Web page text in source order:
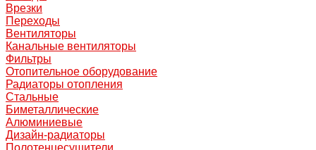
Врезки
Переходы
Вентиляторы
Канальные вентиляторы
Фильтры
Отопительное оборудование
Радиаторы отопления
Стальные
Биметаллические
Алюминиевые
Дизайн-радиаторы
Полотенцесушители